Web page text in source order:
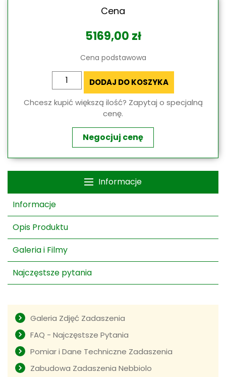
Cena
5169,00 zł
Cena podstawowa
ilość
Zadaszenie
Tarasu
Poliwęglanu
Nebbiolo
Deponti
DODAJ DO KOSZYKA
Chcesz kupić większą ilość? Zapytaj o specjalną
cenę.
Negocjuj cenę
Informacje
Opis Produktu
Galeria i Filmy
Najczęstsze pytania
Informacje
Galeria Zdjęć Zadaszenia
FAQ - Najczęstsze Pytania
Pomiar i Dane Techniczne Zadaszenia
Zabudowa Zadaszenia Nebbiolo